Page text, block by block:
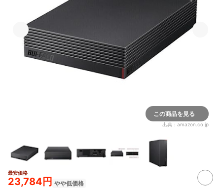
この商品を見る
出典： amazon.co.jp
最安価格
23,784円 やや低価格